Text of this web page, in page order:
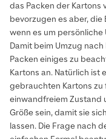
das Packen der Kartons
bevorzugen es aber,
wenn es um
Damit beim Umzug
Packen einiges zu
Kartons an. Natürlich ist
gebrauchten Kartons zu
einwandfreiem Zustand
Größe sein, damit sie
lassen. Die Frage nach